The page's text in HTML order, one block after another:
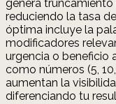
genera truncamiento
reduciendo la tasa
óptima incluye la
modificadores
urgencia o beneficio
como números (5,
aumentan la
diferenciando tu